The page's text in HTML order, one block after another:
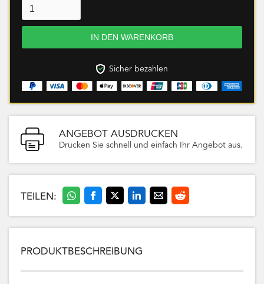
Sicher bezahlen
ANGEBOT AUSDRUCKEN
Drucken Sie schnell und einfach Ihr Angebot aus.
TEILEN:
PRODUKTBESCHREIBUNG